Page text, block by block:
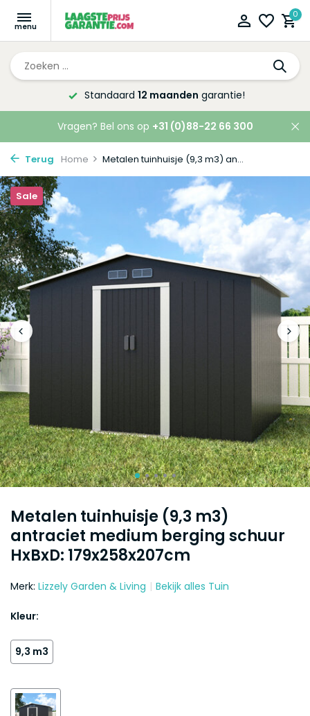
0
Altijd de laagsteprijsgarantie!
Vragen? Bel ons op +31 (0)88-22 66 300
Terug Home Metalen tuinhuisje (9,3 m3) an...
Metalen tuinhuisje (9,3 m3)
antraciet medium berging schuur
HxBxD: 179x258x207cm
Sale
Merk: Lizzely Garden & Living Bekijk alles Tuin
Kleur:
9,3 m3